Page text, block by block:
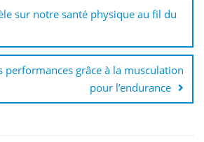
sur notre santé physique au fil du
performances grâce à la musculation
pour l’endurance